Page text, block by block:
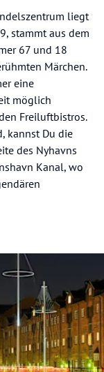
liegt
stammt aus dem
67 und 18
Märchen.
eine
möglich
Freiluftbistros.
kannst Du die
des Nyhavns
Kanal, wo